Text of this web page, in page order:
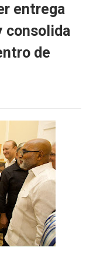
entrega
consolida
de